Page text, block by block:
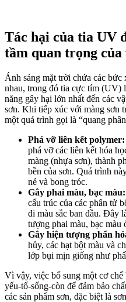
Tác hại của tia UV
tầm quan trọng của
Ánh sáng mặt trời chứa các
nhau, trong đó tia cực tím (UV)
năng gây hại lớn nhất đến các
sơn. Khi tiếp xúc với màng sơn
một quá trình gọi là “quang
Phá vỡ liên kết polymer:
phá vỡ các liên kết hóa
màng (nhựa sơn), thành
bền của sơn. Quá trình
nẻ và bong tróc.
Gây phai màu, bạc màu:
cấu trúc của các phân tử
đi màu sắc ban đầu. Đây
tượng phai màu, bạc màu
Gây hiện tượng phấn
hủy, các hạt bột màu và
lớp bụi mịn giống như
Vì vậy, việc bổ sung một cơ
yếu-tố-sống-còn để đảm bảo
các sản phẩm sơn, đặc biệt là